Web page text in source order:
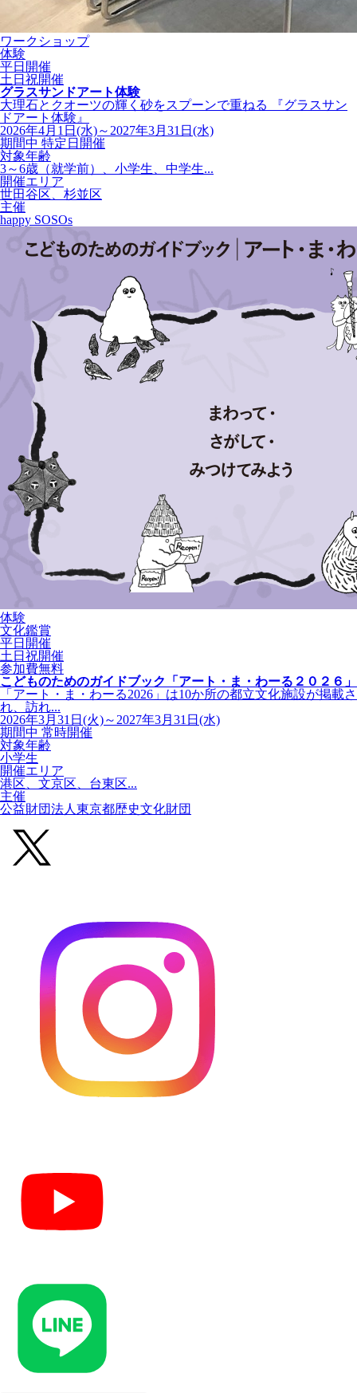
ワークショップ
体験
平日開催
土日祝開催
グラスサンドアート体験
大理石とクオーツの輝く砂をスプーンで重ねる 『グラスサン
ドアート体験』
2026年4月1日(水)～2027年3月31日(水)
期間中 特定日開催
対象年齢
3～6歳（就学前）、小学生、中学生...
開催エリア
世田谷区、杉並区
主催
happy SOSOs
体験
文化鑑賞
平日開催
土日祝開催
参加費無料
こどものためのガイドブック「アート・ま・わーる２０２６」
「アート・ま・わーる2026」は10か所の都立文化施設が掲載さ
れ、訪れ...
2026年3月31日(火)～2027年3月31日(水)
期間中 常時開催
対象年齢
小学生
開催エリア
港区、文京区、台東区...
主催
公益財団法人東京都歴史文化財団